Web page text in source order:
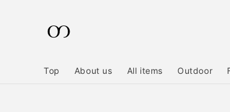
Top About us All items Outdoor